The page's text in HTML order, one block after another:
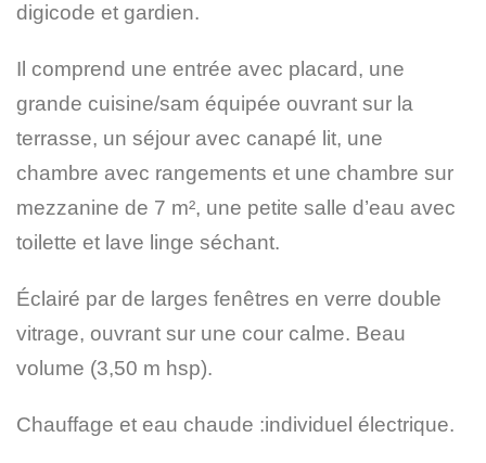
digicode et gardien.
Il comprend une entrée avec placard, une
grande cuisine/sam équipée ouvrant sur la
terrasse, un séjour avec canapé lit, une
chambre avec rangements et une chambre sur
mezzanine de 7 m², une petite salle d’eau avec
toilette et lave linge séchant.
Éclairé par de larges fenêtres en verre double
vitrage, ouvrant sur une cour calme. Beau
volume (3,50 m hsp).
Chauffage et eau chaude :individuel électrique.